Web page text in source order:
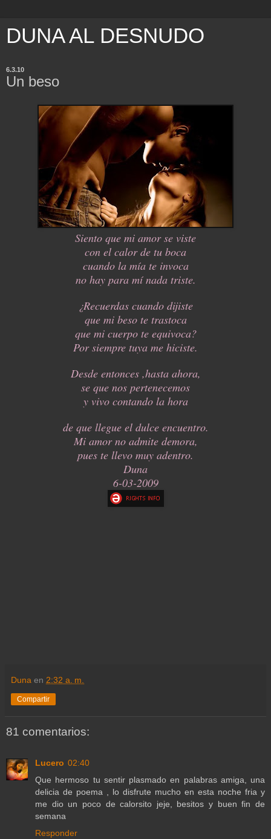
DUNA AL DESNUDO
6.3.10
Un beso
Siento que mi amor se viste
con el calor de tu boca
cuando la mía te invoca
no hay para mí nada triste.
¿Recuerdas cuando dijiste
que mi beso te trastoca
que mi cuerpo te equivoca?
Por siempre tuya me hiciste.
Desde entonces ,hasta ahora,
se que nos pertenecemos
y vivo contando la hora
de que llegue el dulce encuentro.
Mi amor no admite demora,
pues te llevo muy adentro.
Duna
6-03-2009
Duna en 2:32 a. m.
Compartir
81 comentarios:
Lucero 02:40
Que hermoso tu sentir plasmado en palabras amiga, una
delicia de poema , lo disfrute mucho en esta noche fria y
me dio un poco de calorsito jeje, besitos y buen fin de
semana
Responder